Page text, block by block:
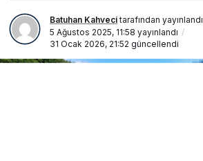
Batuhan Kahvecitarafından yayınlandı
5 Ağustos 2025, 11:58 yayınlandı
31 Ocak 2026, 21:52 güncellendi